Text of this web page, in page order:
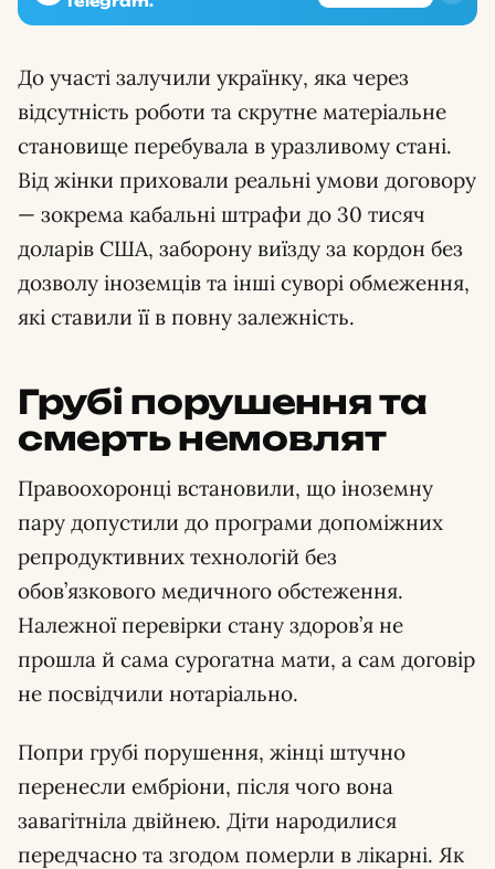
До участі залучили українку, яка через
відсутність роботи та скрутне матеріальне
становище перебувала в уразливому стані.
Від жінки приховали реальні умови договору
— зокрема кабальні штрафи до 30 тисяч
доларів США, заборону виїзду за кордон без
дозволу іноземців та інші суворі обмеження,
які ставили її в повну залежність.
Грубі порушення та
смерть немовлят
Правоохоронці встановили, що іноземну
пару допустили до програми допоміжних
репродуктивних технологій без
обов’язкового медичного обстеження.
Належної перевірки стану здоров’я не
прошла й сама сурогатна мати, а сам договір
не посвідчили нотаріально.
Попри грубі порушення, жінці штучно
перенесли ембріони, після чого вона
завагітніла двійнею. Діти народилися
передчасно та згодом померли в лікарні. Як